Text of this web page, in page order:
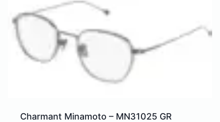
Charmant Minamoto – MN31025 GR